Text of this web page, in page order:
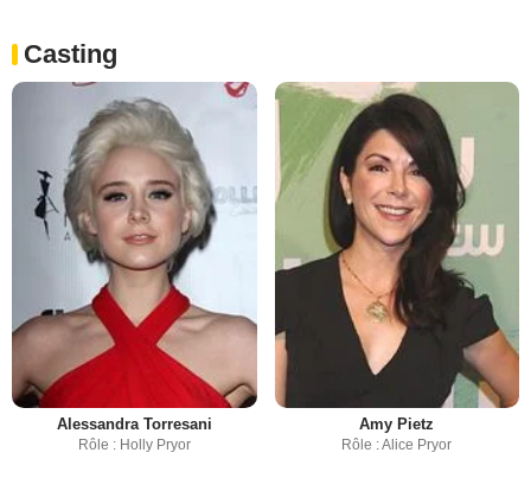
Casting
Alessandra Torresani
Rôle : Holly Pryor
Amy Pietz
Rôle : Alice Pryor